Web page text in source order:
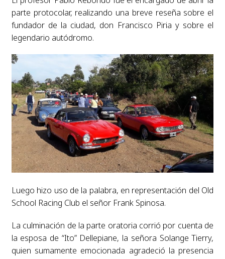
parte protocolar, realizando una breve reseña sobre el
fundador de la ciudad, don Francisco Piria y sobre el
legendario autódromo.
Luego hizo uso de la palabra, en representación del Old
School Racing Club el señor Frank Spinosa.
La culminación de la parte oratoria corrió por cuenta de
la esposa de “Ito” Dellepiane, la señora Solange Tierry,
quien sumamente emocionada agradeció la presencia